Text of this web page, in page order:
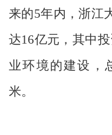
来的5年内，浙江
达16亿元，其中
业环境的建设，
米。